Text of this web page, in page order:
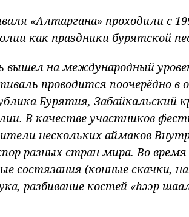
«Алтаргана» проходили с
как праздники бурятской
вышел на международный
проводится поочерёдно в
Бурятия, Забайкальский
В качестве участников
нескольких аймаков
разных стран мира. Во
состязания (конные скачки,
разбивание костей «hээр